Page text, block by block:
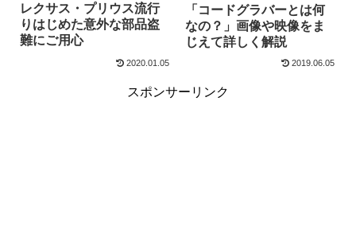
レクサス・プリウス流行
りはじめた意外な部品盗
難にご用心
2020.01.05
「コードグラバーとは何
なの？」画像や映像をま
じえて詳しく解説
2019.06.05
スポンサーリンク